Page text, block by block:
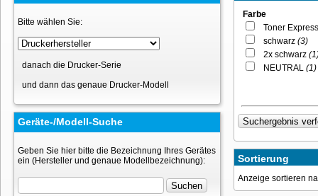
Bitte wählen Sie:
danach die Drucker-Serie
und dann das genaue Drucker-Modell
Geräte-/Modell-Suche
Geben Sie hier bitte die Bezeichnung Ihres Gerätes
ein (Hersteller und genaue Modellbezeichnung):
Farbe
Toner
schwarz (3)
2x schwarz
NEUTRAL (1)
Sortierung
Anzeige sortieren